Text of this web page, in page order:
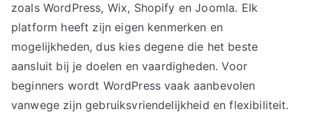
zoals WordPress, Wix, Shopify en Joomla. Elk
platform heeft zijn eigen kenmerken en
mogelijkheden, dus kies degene die het beste
aansluit bij je doelen en vaardigheden. Voor
beginners wordt WordPress vaak aanbevolen
vanwege zijn gebruiksvriendelijkheid en flexibiliteit.